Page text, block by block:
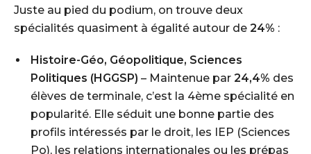
Juste au pied du podium, on trouve deux
spécialités quasiment à égalité autour de 24% :
Histoire-Géo, Géopolitique, Sciences
Politiques (HGGSP) – Maintenue par 24,4% des
élèves de terminale, c’est la 4ème spécialité en
popularité. Elle séduit une bonne partie des
profils intéressés par le droit, les IEP (Sciences
Po), les relations internationales ou les prépas